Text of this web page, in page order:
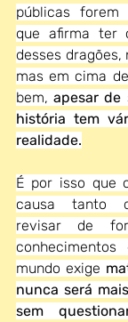
públicas forem
que afirma ter
desses dragões,
mas em cima
bem, apesar de
história tem
realidade.
É por isso que
causa tanto
revisar de
mundo exige
nunca será
sem